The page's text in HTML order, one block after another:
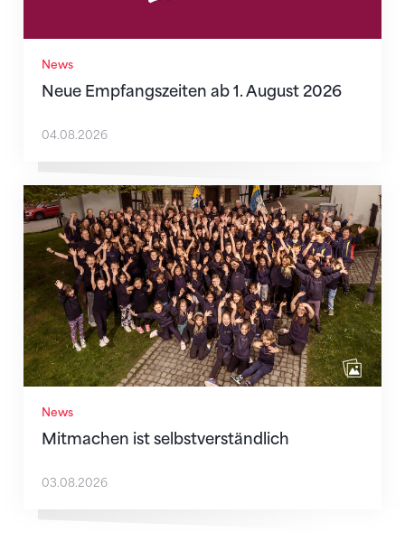
News
Neue Empfangszeiten ab 1. August 2026
04.08.2026
News
Mitmachen ist selbstverständlich
Mitmachen ist selbstverständlich
03.08.2026